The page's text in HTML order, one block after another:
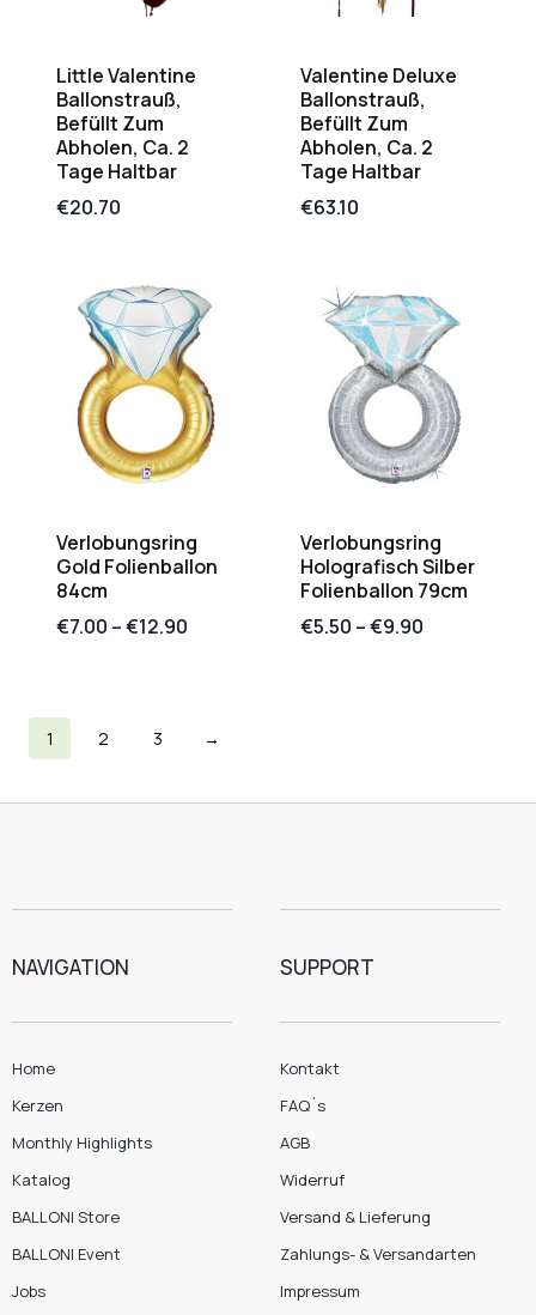
Little Valentine
Ballonstrauß,
Befüllt Zum
Abholen, Ca. 2
Tage Haltbar
€20.70
Valentine Deluxe
Ballonstrauß,
Befüllt Zum
Abholen, Ca. 2
Tage Haltbar
€63.10
Verlobungsring
Gold Folienballon
84cm
€7.00 –€12.90
Verlobungsring
Holografisch Silber
Folienballon 79cm
€5.50 –€9.90
1 2 3 →
NAVIGATION
Home
Kerzen
Monthly Highlights
Katalog
BALLONI Store
BALLONI Event
Jobs
SUPPORT
Kontakt
FAQ´s
AGB
Widerruf
Versand & Lieferung
Zahlungs- & Versandarten
Impressum